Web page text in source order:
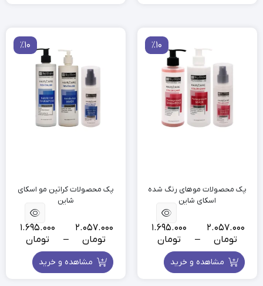
٪10
پک محصولات موهای رنگ شده
اسکای شاین
2.057.000
تومان
–
1.695.000
تومان
مشاهده و خرید
٪10
پک محصولات کراتین مو اسکای
شاین
2.057.000
تومان
–
1.695.000
تومان
مشاهده و خرید